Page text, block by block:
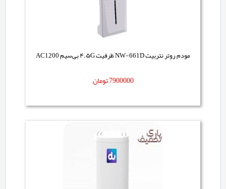
مودم روتر نتربیت NW-661D ظرفیت ۴.۵G بی‌سیم AC1200
7900000تومان